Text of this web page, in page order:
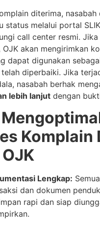
diterima, nasabah
status melalui portal
call center resmi.
akan mengirimkan
dapat digunakan
diperbaiki. Jika
nasabah berhak
lebih lanjut dengan
Komplain
Lengkap:
dan dokumen
rapi dan siap